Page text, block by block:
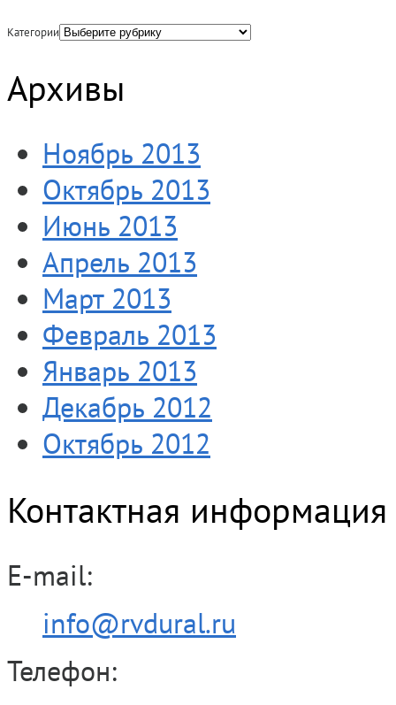
Категории
Архивы
Ноябрь 2013
Октябрь 2013
Июнь 2013
Апрель 2013
Март 2013
Февраль 2013
Январь 2013
Декабрь 2012
Октябрь 2012
Контактная информация
E-mail:
info@rvdural.ru
Телефон: